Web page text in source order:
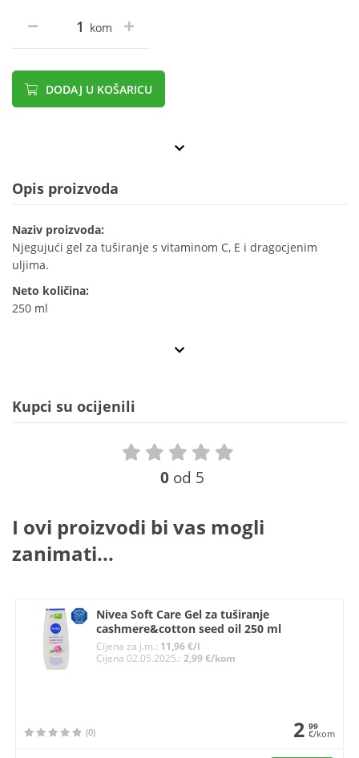
kom
DODAJ U KOŠARICU
Opis proizvoda
Naziv proizvoda:
Njegujući gel za tuširanje s vitaminom C, E i dragocjenim
uljima.
Neto količina:
250 ml
Kupci su ocijenili
0 od 5
I ovi proizvodi bi vas mogli
zanimati...
Nivea Soft Care Gel za tuširanje
cashmere&cotton seed oil 250 ml
Cijena za j.m.: 11,96 €/l
Cijena 02.05.2025.: 2,99 €/kom
(0) 2 99
€/kom